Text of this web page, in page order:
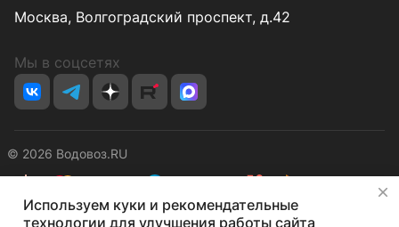
Москва, Волгоградский проспект, д.42
Мы в соцсетях
© 2026 Водовоз.RU
КонфиденциальностьОферта
Используем куки и рекомендательные
технологии для улучшения работы сайта